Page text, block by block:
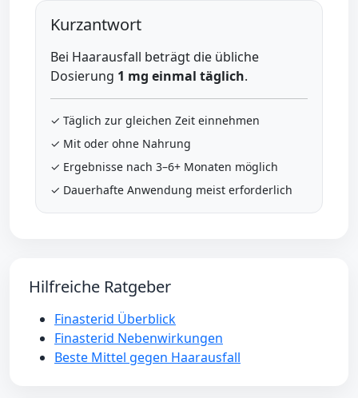
Kurzantwort
Bei Haarausfall beträgt die übliche
Dosierung 1 mg einmal täglich.
✓ Täglich zur gleichen Zeit einnehmen
✓ Mit oder ohne Nahrung
✓ Ergebnisse nach 3–6+ Monaten möglich
✓ Dauerhafte Anwendung meist erforderlich
Hilfreiche Ratgeber
Finasterid Überblick
Finasterid Nebenwirkungen
Beste Mittel gegen Haarausfall